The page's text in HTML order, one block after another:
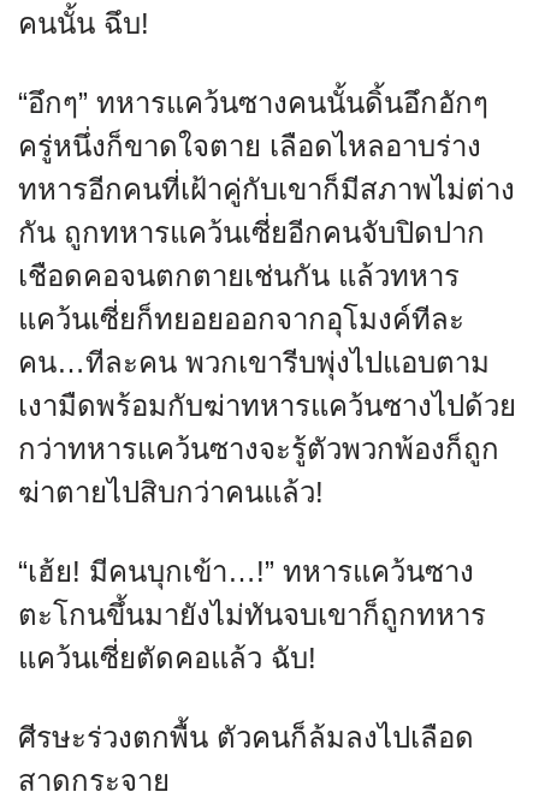
คนนั้น ฉึบ!
“อึกๆ” ทหารแคว้นซางคนนั้นดิ้นอึกอักๆ
ครู่หนึ่งก็ขาดใจตาย เลือดไหลอาบร่าง
ทหารอีกคนที่เฝ้าคู่กับเขาก็มีสภาพไม่ต่าง
กัน ถูกทหารแคว้นเซี่ยอีกคนจับปิดปาก
เชือดคอจนตกตายเช่นกัน แล้วทหาร
แคว้นเซี่ยก็ทยอยออกจากอุโมงค์ทีละ
คน…ทีละคน พวกเขารีบพุ่งไปแอบตาม
เงามืดพร้อมกับฆ่าทหารแคว้นซางไปด้วย
กว่าทหารแคว้นซางจะรู้ตัวพวกพ้องก็ถูก
ฆ่าตายไปสิบกว่าคนแล้ว!
“เฮ้ย! มีคนบุกเข้า…!” ทหารแคว้นซาง
ตะโกนขึ้นมายังไม่ทันจบเขาก็ถูกทหาร
แคว้นเซี่ยตัดคอแล้ว ฉับ!
ศีรษะร่วงตกพื้น ตัวคนก็ล้มลงไปเลือด
สาดกระจาย